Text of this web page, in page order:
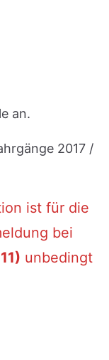
an.
2017 /
ist für die
bei
unbedingt